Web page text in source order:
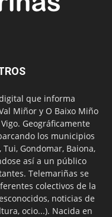
que informa
Miñor y O Baixo Miño
Geográficamente
los municipios
Tui, Gondomar, Baiona,
así a un público
Telemariñas se
colectivos de la
noticias de
ocio...). Nacida en